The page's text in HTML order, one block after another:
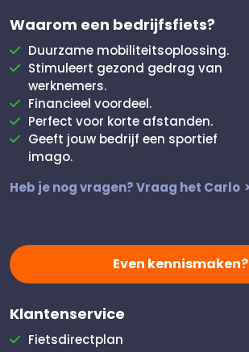
Waarom een bedrijfsfiets?
Duurzame mobiliteitsoplossing.
Stimuleert gezond gedrag van
werknemers.
Financieel voordeel.
Perfect voor korte afstanden.
Geeft jouw bedrijf een sportief
imago.
Heb je nog vragen?Vraag het Carlo
Even kennismaken?
Klantenservice
Fietsdirectplan